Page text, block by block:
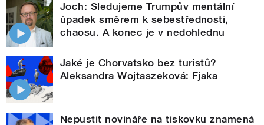
Joch: Sledujeme Trumpův mentální
úpadek směrem k sebestřednosti,
chaosu. A konec je v nedohlednu
Jaké je Chorvatsko bez turistů?
Aleksandra Wojtaszeková: Fjaka
Nepustit novináře na tiskovku znamená